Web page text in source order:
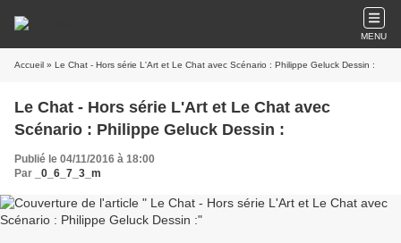
MENU
Accueil » Le Chat - Hors série L'Art et Le Chat avec Scénario : Philippe Geluck Dessin :
Le Chat - Hors série L'Art et Le Chat avec
Scénario : Philippe Geluck Dessin :
Publié le 04/11/2016 à 18:00
Par
_0_6_7_3_m